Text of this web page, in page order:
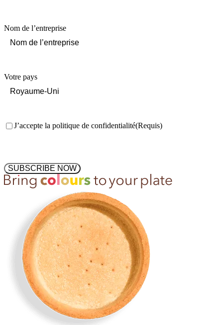
Nom de l’entreprise
Votre pays
Consentement(Requis)
J’accepte la politique de confidentialité(Requis)
SUBSCRIBE NOW